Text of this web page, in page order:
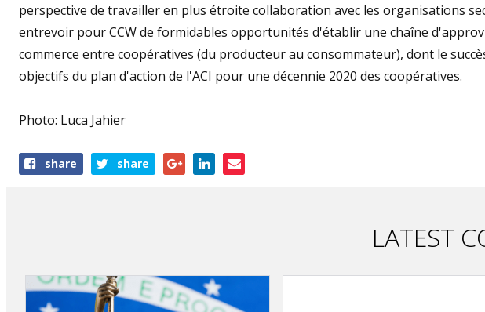
perspective de travailler en plus étroite collaboration avec les organisations
entrevoir pour CCW de formidables opportunités d'établir une chaîne
commerce entre coopératives (du producteur au consommateur), dont le
objectifs du plan d'action de l'ACI pour une décennie 2020 des coopératives.
Photo: Luca Jahier
Shareshare share
LATEST